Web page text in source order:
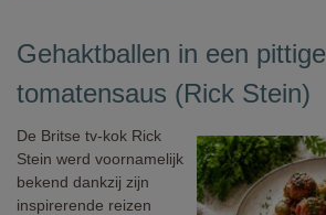
Gehaktballen in een pittige
tomatensaus (Rick Stein)
De Britse tv-kok Rick
Stein werd voornamelijk
bekend dankzij zijn
inspirerende reizen